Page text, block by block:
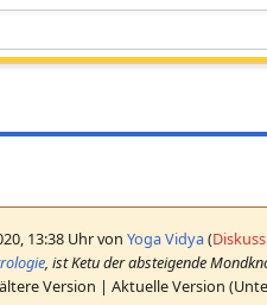
13:38 Uhr vonYoga Vidya(
, ist Ketu der absteigende
Version | Aktuelle Version